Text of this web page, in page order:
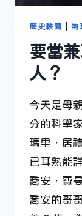
歷史軼聞 |物
要當
人？
今天是母
分的科學
瑪里．居
已耳熟能
喬安．費
喬安的哥